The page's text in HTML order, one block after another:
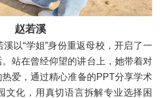
赵若溪
以“学姐”身份重返母校，开启了一
站在曾经仰望的讲台上，她带着对
爱，通过精心准备的PPT分享学术
文化，用真切语言拆解专业选择困